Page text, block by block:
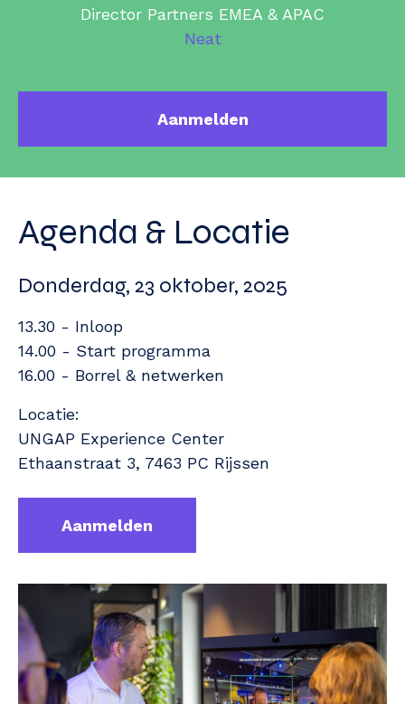
Director Partners EMEA & APAC
Neat
Aanmelden
Agenda & Locatie
Donderdag, 23 oktober, 2025
13.30 - Inloop
14.00 - Start programma
16.00 - Borrel & netwerken
Locatie:
UNGAP Experience Center
Ethaanstraat 3, 7463 PC Rijssen
Aanmelden